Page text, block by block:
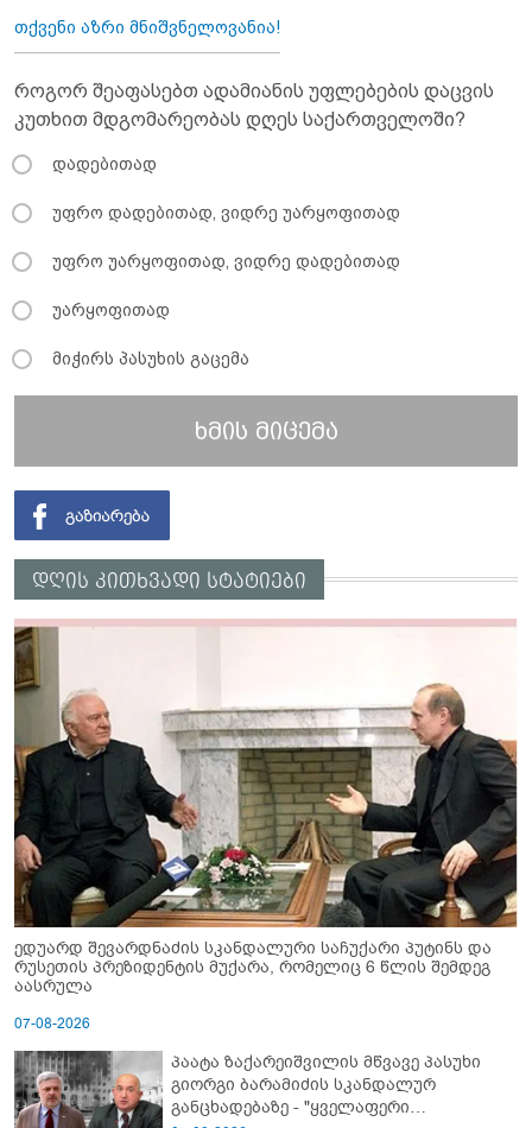
თქვენი აზრი მნიშვნელოვანია!
როგორ შეაფასებთ ადამიანის უფლებების დაცვის
კუთხით მდგომარეობას დღეს საქართველოში?
დადებითად
უფრო დადებითად, ვიდრე უარყოფითად
უფრო უარყოფითად, ვიდრე დადებითად
უარყოფითად
მიჭირს პასუხის გაცემა
ხმის მიცემა
დღის კითხვადი სტატიები
ედუარდ შევარდნაძის სკანდალური საჩუქარი პუტინს და
რუსეთის პრეზიდენტის მუქარა, რომელიც 6 წლის შემდეგ
აასრულა
07-08-2026
პაატა ზაქარეიშვილის მწვავე პასუხი
გიორგი ბარამიძის სკანდალურ
განცხადებაზე - "ყველაფერი